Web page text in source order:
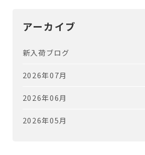
アーカイブ
新入荷ブログ
2026年07月
2026年06月
2026年05月